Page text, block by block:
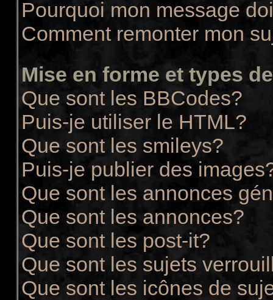
Pourquoi mon message
Comment remonter mon
Mise en forme et types
Que sont les BBCodes?
Puis-je utiliser le HTML?
Que sont les smileys?
Puis-je publier des
Que sont les annonces
Que sont les annonces?
Que sont les post-it?
Que sont les sujets
Que sont les icônes de